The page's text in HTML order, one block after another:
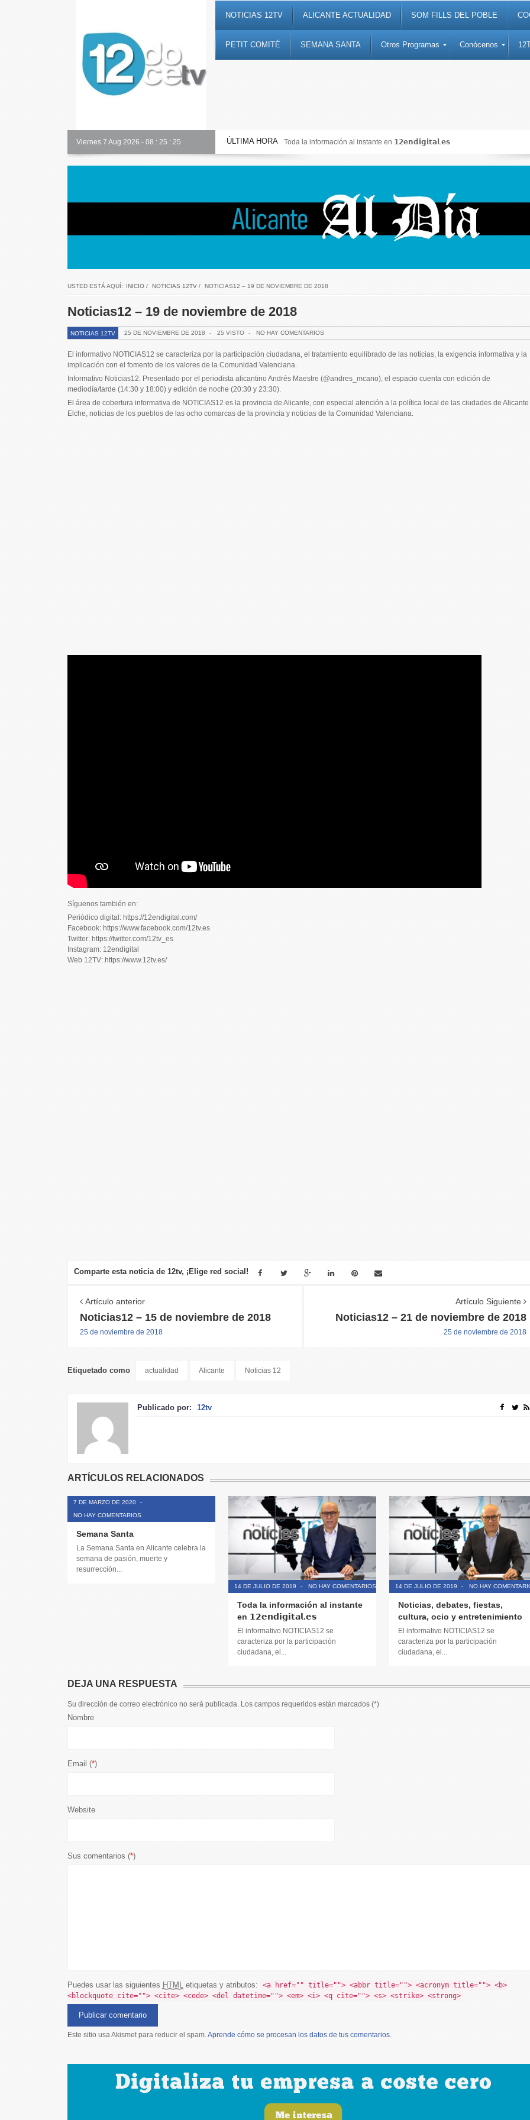
NOTICIAS 12TV ALICANTE ACTUALIDAD SOM FILLS DEL POBLE
PETIT COMITÉ SEMANA SANTA Otros Programas Conócenos
Viernes 7 Aug 2026 - 08 : 25 : 26 ÚLTIMA HORA
Alicante Actualidad Toda la información al instante en 𝟭𝟮𝗲𝗻𝗱𝗶𝗴𝗶𝘁𝗮𝗹.𝗲𝘀
USTED ESTÁ AQUÍ: INICIO/ NOTICIAS 12TV/ NOTICIAS12 – 19 DE NOVIEMBRE DE 2018
Noticias12 – 19 de noviembre de 2018
NOTICIAS 12TV 25 DE NOVIEMBRE DE 2018 - 25 VISTO - NO HAY COMENTARIOS
El informativo NOTICIAS12 se caracteriza por la participación ciudadana, el tratamiento equilibrado de las noticias, la exigencia informativa y la
implicación con el fomento de los valores de la Comunidad Valenciana.
Informativo Noticias12. Presentado por el periodista alicantino Andrés Maestre (@andres_mcano), el espacio cuenta con edición de
mediodía/tarde (14:30 y 18:00) y edición de noche (20:30 y 23:30).
El área de cobertura informativa de NOTICIAS12 es la provincia de Alicante, con especial atención a la política local de las ciudades de Alicante
Elche, noticias de los pueblos de las ocho comarcas de la provincia y noticias de la Comunidad Valenciana.
Síguenos también en:
Periódico digital: https://12endigital.com/
Facebook: https://www.facebook.com/12tv.es
Twitter: https://twitter.com/12tv_es
Instagram: 12endigital
Web 12TV: https://www.12tv.es/
Comparte esta noticia de 12tv, ¡Elige red social!
Artículo anterior
Noticias12 – 15 de noviembre de 2018
25 de noviembre de 2018
Artículo Siguiente
Noticias12 – 21 de noviembre de 2018
25 de noviembre de 2018
Etiquetado como actualidad Alicante Noticias 12
Publicado por: 12tv
ARTÍCULOS RELACIONADOS
7 DE MARZO DE 2020
-
NO HAY COMENTARIOS
Semana Santa
La Semana Santa en Alicante celebra la
semana de pasión, muerte y
resurrección...
14 DE JULIO DE 2019 - NO HAY COMENTARIOS
Toda la información al instante
en 𝟭𝟮𝗲𝗻𝗱𝗶𝗴𝗶𝘁𝗮𝗹.𝗲𝘀
El informativo NOTICIAS12 se
caracteriza por la participación
ciudadana, el...
14 DE JULIO DE 2019 - NO HAY
Noticias, debates, fiestas,
cultura, ocio y entretenimiento
El informativo NOTICIAS12 se
caracteriza por la participación
ciudadana, el...
DEJA UNA RESPUESTA
Su dirección de correo electrónico no será publicada. Los campos requeridos están marcados (*)
Nombre
Email (*)
Website
Sus comentarios (*)
Puedes usar las siguientes HTMLetiquetas y atributos:
<a href="" title=""> <abbr title=""> <acronym title=""> <b>
<blockquote cite=""> <cite> <code> <del datetime=""> <em> <i> <q cite=""> <s> <strike> <strong>
Este sitio usa Akismet para reducir el spam.Aprende cómo se procesan los datos de tus comentarios.